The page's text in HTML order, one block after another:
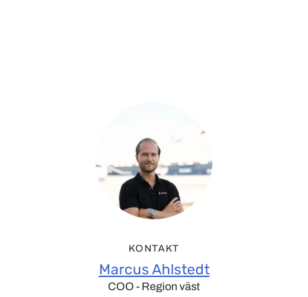
KONTAKT
Marcus Ahlstedt
COO - Region väst